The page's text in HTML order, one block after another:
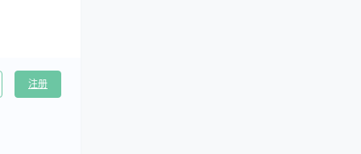
注册